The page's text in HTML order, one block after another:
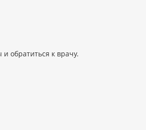
обратиться к врачу.